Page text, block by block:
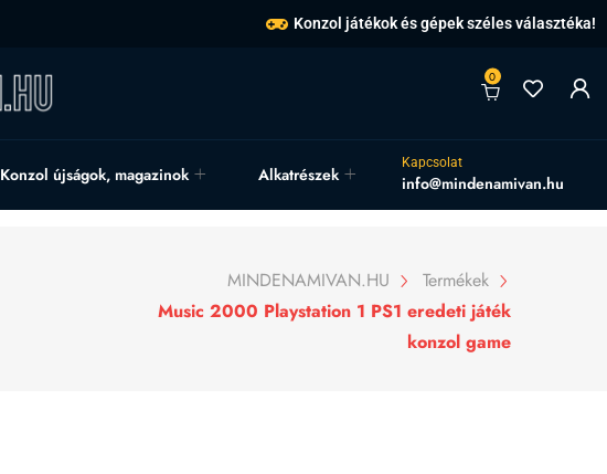
Konzol játékok és gépek széles választéka!
0
Konzol újságok, magazinok Alkatrészek
Kapcsolat
info@mindenamivan.hu
MINDENAMIVAN.HU
Termékek
Music 2000 Playstation 1 PS1 eredeti játék
konzol game